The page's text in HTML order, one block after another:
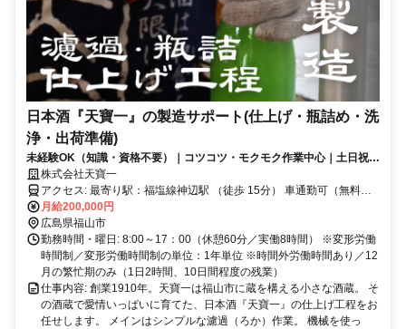
日本酒『天寶一』の製造サポート(仕上げ・瓶詰め・洗
浄・出荷準備)
未経験OK（知識・資格不要）｜コツコツ・モクモク作業中心｜土日祝休
み（繁忙期以外） ｜残業ほぼ無し（繁忙期以外）有名日本酒づくりに関
われる｜少人数のチームで働きやすい
株式会社天寶一
アクセス: 最寄り駅：福塩線神辺駅 （徒歩 15分） 車通勤可（無料駐
車場あり）
月給200,000円
広島県福山市
勤務時間・曜日: 8:00～17：00（休憩60分／実働8時間） ※変形労働
時間制／変形労働時間制の単位：1年単位 ※時間外労働時間あり／12
月の繁忙期のみ（1日2時間、10日間程度の残業）
仕事内容: 創業1910年。天寶一は福山市に蔵を構える小さな酒蔵。 そ
の酒蔵で愛情いっぱいに育てた、日本酒『天寶一』の仕上げ工程をお
任せします。 メインはシンプルな濾過（ろか）作業。 機械を使っ